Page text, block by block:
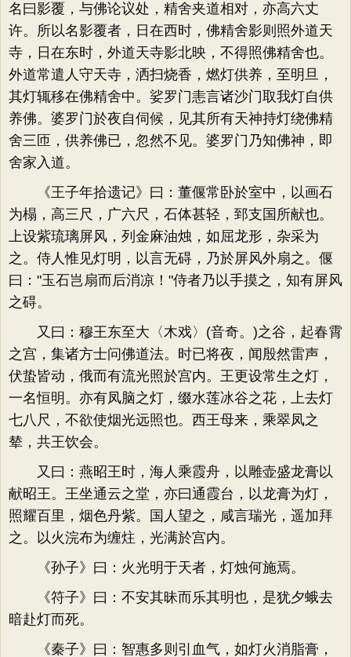
名曰影覆，与佛论议处，精舍夹道相对，亦高六丈
许。所以名影覆者，日在西时，佛精舍影则照外道天
寺，日在东时，外道天寺影北映，不得照佛精舍也。
外道常遣人守天寺，洒扫烧香，燃灯供养，至明旦，
其灯辄移在佛精舍中。娑罗门恚言诸沙门取我灯自供
养佛。婆罗门於夜自伺候，见其所有天神持灯绕佛精
舍三匝，供养佛已，忽然不见。婆罗门乃知佛神，即
舍家入道。
《王子年拾遗记》曰：董偃常卧於室中，以画石
为榻，高三尺，广六尺，石体甚轻，郅支国所献也。
上设紫琉璃屏风，列金麻油烛，如屈龙形，杂采为
之。侍人惟见灯明，以言无碍，乃於屏风外扇之。偃
曰："玉石岂扇而后消凉！"侍者乃以手摸之，知有屏风
之碍。
又曰：穆王东至大〈木戏〉(音奇。)之谷，起春霄
之宫，集诸方士问佛道法。时已将夜，闻殷然雷声，
伏蛰皆动，俄而有流光照於宫内。王更设常生之灯，
一名恒明。亦有凤脑之灯，缀水莲冰谷之花，上去灯
七八尺，不欲使烟光远照也。西王母来，乘翠凤之
辇，共王饮会。
又曰：燕昭王时，海人乘霞舟，以雕壶盛龙膏以
献昭王。王坐通云之堂，亦曰通霞台，以龙膏为灯，
照耀百里，烟色丹紫。国人望之，咸言瑞光，遥加拜
之。以火浣布为缠炷，光满於宫内。
《孙子》曰：火光明于天者，灯烛何施焉。
《符子》曰：不安其昧而乐其明也，是犹夕蛾去
暗赴灯而死。
《秦子》曰：智惠多则引血气，如灯火消脂膏，